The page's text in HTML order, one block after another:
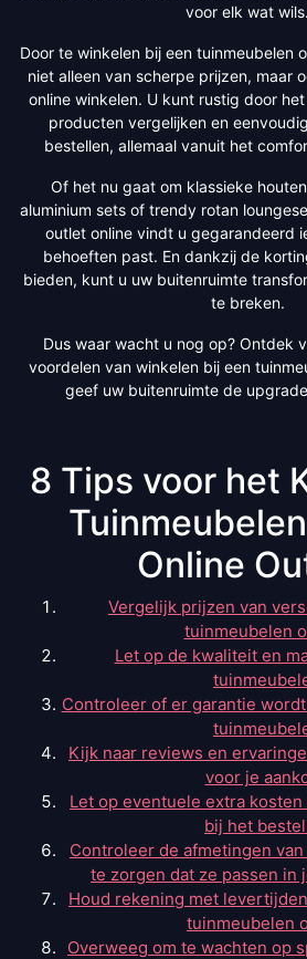
voor elk wat wils.
Door te winkelen bij een tuinmeubelen
niet alleen van scherpe prijzen, maar
online winkelen. U kunt rustig door
producten vergelijken en
bestellen, allemaal vanuit het
Of het nu gaat om klassieke
aluminium sets of trendy rotan
outlet online vindt u gegarandeerd
behoeften past. En dankzij de
bieden, kunt u uw buitenruimte
te breken.
Dus waar wacht u nog op? Ontdek
voordelen van winkelen bij een
geef uw buitenruimte de
8 Tips voor het
Online
Vergelijk prijzen van
tuinmeubelen
Let op de kwaliteit en
Controleer of er garantie
Kijk naar reviews en
voor je
Let op eventuele extra
bij het
Controleer de afmetingen
te zorgen dat ze passen in
Houd rekening met
tuinmeubelen
Overweeg om te wachten op